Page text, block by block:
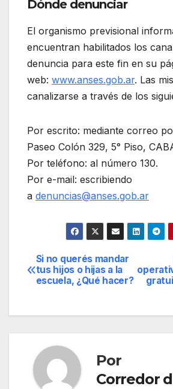
Dónde denunciar
El organismo previsional
encuentran habilitados los
denuncia para este fin en su
web: www.anses.gob.ar. Las
canalizarse a través de los
Por escrito: mediante correo
Paseo Colón 329, 5° Piso,
Por teléfono: al número 130.
Por e-mail: escribiendo
a denuncias@anses.gob.ar
Navegación
de
entradas
Si no querés mandar
tus hijos o hijas a la
escuela, ¿Qué hacer?
Por
Corredor